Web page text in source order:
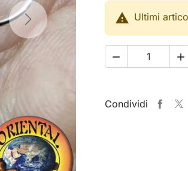
Next  Ultimi
 
Condividi